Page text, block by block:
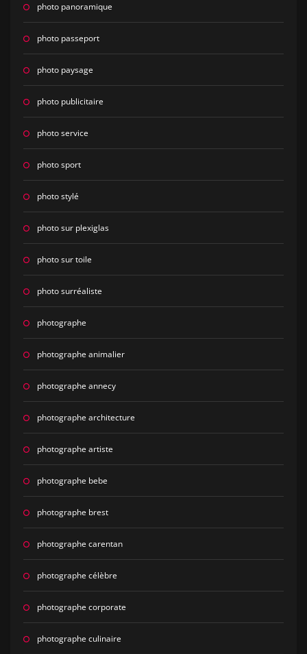
photo panoramique
photo passeport
photo paysage
photo publicitaire
photo service
photo sport
photo stylé
photo sur plexiglas
photo sur toile
photo surréaliste
photographe
photographe animalier
photographe annecy
photographe architecture
photographe artiste
photographe bebe
photographe brest
photographe carentan
photographe célèbre
photographe corporate
photographe culinaire